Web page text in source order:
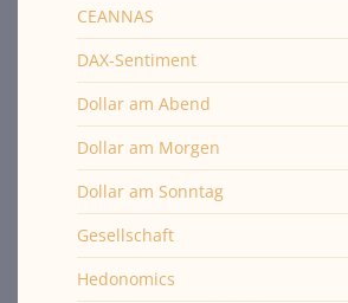
CEANNAS
DAX-Sentiment
Dollar am Abend
Dollar am Morgen
Dollar am Sonntag
Gesellschaft
Hedonomics